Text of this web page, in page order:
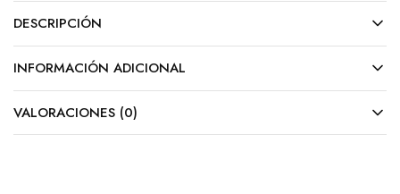
DESCRIPCIÓN
INFORMACIÓN ADICIONAL
VALORACIONES (0)